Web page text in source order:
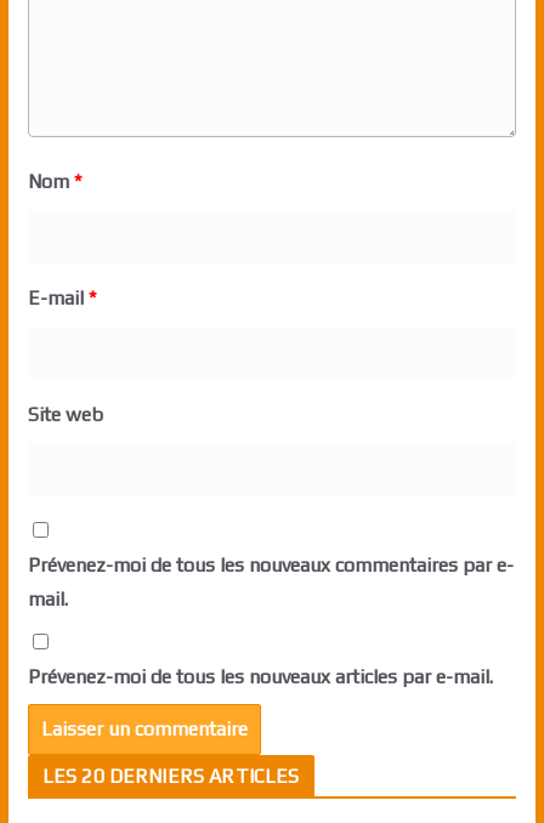
Nom *
E-mail *
Site web
Prévenez-moi de tous les nouveaux commentaires par e-
mail.
Prévenez-moi de tous les nouveaux articles par e-mail.
LES 20 DERNIERS ARTICLES